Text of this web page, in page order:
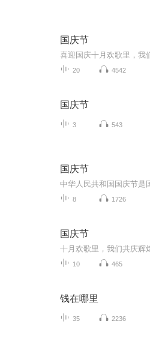
国庆节
20 4542
国庆节
3 543
国庆节
8 1726
国庆节
10 465
钱在哪里
35 2236